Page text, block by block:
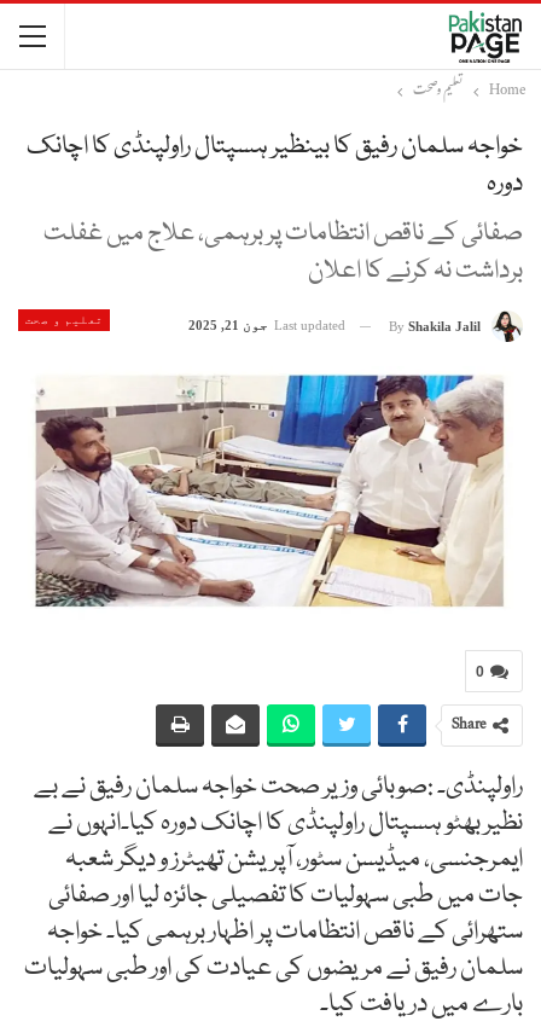
Home
تعلیم و صحت
خواجہ سلمان رفیق کا بینظیر ہسپتال راولپنڈی کا اچانک
دورہ
صفائی کے ناقص انتظامات پر برہمی، علاج میں غفلت
برداشت نہ کرنے کا اعلان
تعلیم و صحت By Shakila Jalil
Last updated جون 21, 2025
0
Share
راولپنڈی۔ :صوبائی وزیر صحت خواجہ سلمان رفیق نے بے
نظیر بھٹو ہسپتال راولپنڈی کا اچانک دورہ کیا۔انہوں نے
ایمرجنسی، میڈیسن سٹور، آپریشن تھیٹرز و دیگر شعبہ
جات میں طبی سہولیات کا تفصیلی جائزہ لیا اور صفائی
ستھرائی کے ناقص انتظامات پر اظہار برہمی کیا۔ خواجہ
سلمان رفیق نے مریضوں کی عیادت کی اور طبی سہولیات
بارے میں دریافت کیا۔